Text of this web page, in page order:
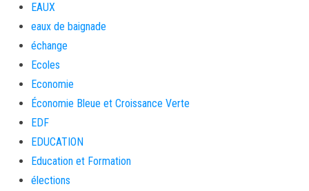
EAUX
eaux de baignade
échange
Ecoles
Economie
Économie Bleue et Croissance Verte
EDF
EDUCATION
Education et Formation
élections